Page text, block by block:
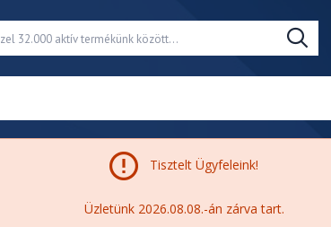
Tisztelt Ügyfeleink!
Üzletünk 2026.08.08.-án zárva tart.